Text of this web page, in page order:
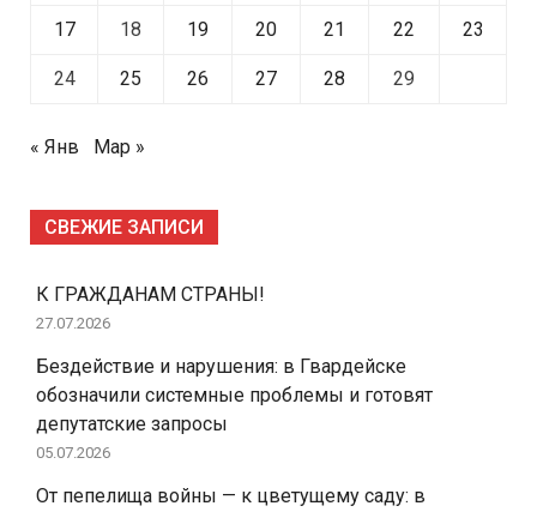
17 18 19 20 21 22 23
24 25 26 27 28 29
« Янв Мар »
СВЕЖИЕ ЗАПИСИ
К ГРАЖДАНАМ СТРАНЫ!
27.07.2026
Бездействие и нарушения: в Гвардейске
обозначили системные проблемы и готовят
депутатские запросы
05.07.2026
От пепелища войны — к цветущему саду: в